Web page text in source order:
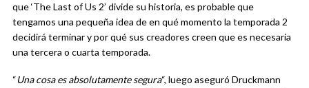
que ‘The Last of Us 2’ divide su historia, es probable que
tengamos una pequeña idea de en qué momento la temporada 2
decidirá terminar y por qué sus creadores creen que es necesaria
una tercera o cuarta temporada.
“Una cosa es absolutamente segura“, luego aseguró Druckmann